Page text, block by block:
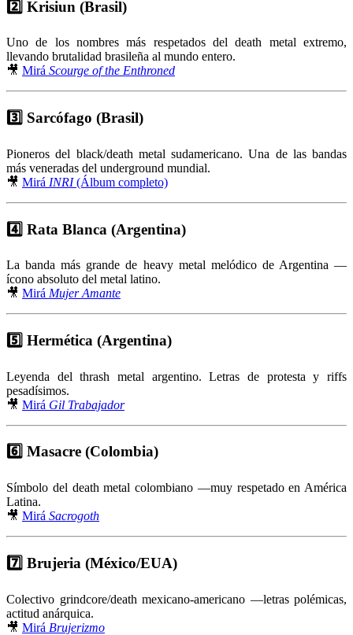
2️⃣ Krisiun (Brasil)
Uno de los nombres más respetados del death metal extremo,
llevando brutalidad brasileña al mundo entero.
🎥 Mirá Scourge of the Enthroned
3️⃣ Sarcófago (Brasil)
Pioneros del black/death metal sudamericano. Una de las bandas
más veneradas del underground mundial.
🎥 Mirá INRI(Álbum completo)
4️⃣ Rata Blanca (Argentina)
La banda más grande de heavy metal melódico de Argentina —
ícono absoluto del metal latino.
🎥 Mirá Mujer Amante
5️⃣ Hermética (Argentina)
Leyenda del thrash metal argentino. Letras de protesta y riffs
pesadísimos.
🎥 Mirá Gil Trabajador
6️⃣ Masacre (Colombia)
Símbolo del death metal colombiano —muy respetado en América
Latina.
🎥 Mirá Sacrogoth
7️⃣ Brujeria (México/EUA)
Colectivo grindcore/death mexicano-americano —letras polémicas,
actitud anárquica.
🎥 Mirá Brujerizmo